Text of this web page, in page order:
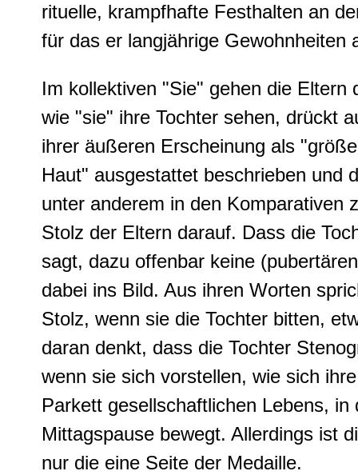
rituelle, krampfhafte Festhalten an
für das er langjährige Gewohnheiten
Im kollektiven "Sie" gehen die
wie "sie" ihre Tochter sehen, drückt
ihrer äußeren Erscheinung als
Haut" ausgestattet beschrieben und
unter anderem in den Komparativen
Stolz der Eltern darauf. Dass die
sagt, dazu offenbar keine
dabei ins Bild. Aus ihren Worten
Stolz, wenn sie die Tochter bitten,
daran denkt, dass die Tochter
wenn sie sich vorstellen, wie sich
Parkett gesellschaftlichen Lebens,
Mittagspause bewegt. Allerdings ist
nur die eine Seite der Medaille.